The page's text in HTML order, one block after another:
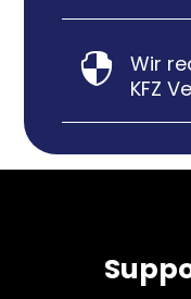

Wir
KFZ